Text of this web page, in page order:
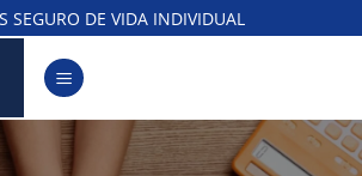
SEGURO DE VIDA INDIVIDUAL